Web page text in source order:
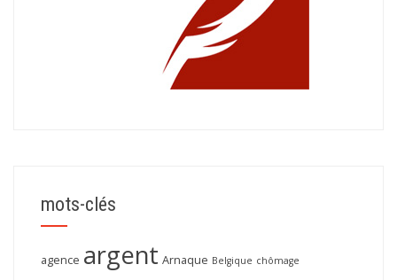
mots-clés
agence argent Arnaque Belgique chômage